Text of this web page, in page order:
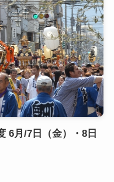
6月/7日（金）・8日